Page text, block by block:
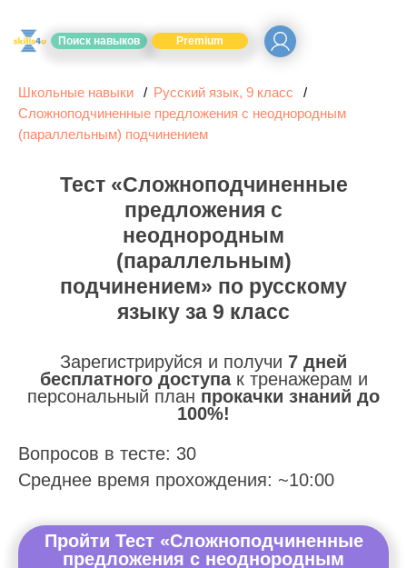
Поиск навыков Premium
Школьные навыки
Русский язык, 9 класс
Сложноподчиненные предложения с неоднородным
(параллельным) подчинением
Тест «Сложноподчиненные
предложения с
неоднородным
(параллельным)
подчинением» по русскому
языку за 9 класс
Зарегистрируйся и получи 7 дней
бесплатного доступак тренажерам и
персональный план прокачки знаний до
100%!
Вопросов в тесте: 30
Среднее время прохождения: ~10:00
Пройти Тест «Сложноподчиненные
предложения с неоднородным